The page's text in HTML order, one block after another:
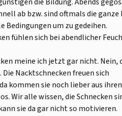
ab bzw. sind oftmals die ganze
Bedingungen um zu gedeihen.
fühlen sich bei abendlicher
meine ich jetzt gar nicht. Nein,
Nacktschnecken freuen sich
kommen sie noch lieber aus ihren
Wir alle wissen, die Schnecken
sie da gar nicht so motivieren.